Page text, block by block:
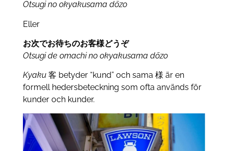
Otsugi no okyakusama dōzo
Eller
お次でお待ちのお客様どうぞ
Otsugi de omachi no okyakusama dōzo
Kyaku客 betyder “kund” och sama 様 är en
formell hedersbeteckning som ofta används för
kunder och kunder.